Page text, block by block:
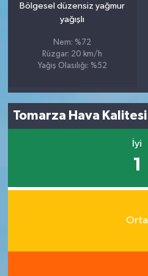
Bölgesel düzensiz yağmur
yağışlı
Nem: %72
Rüzgar: 20 km/h
Yağış Olasılığı: %52
Tomarza Hava Kalitesi
İyi
1
Orta